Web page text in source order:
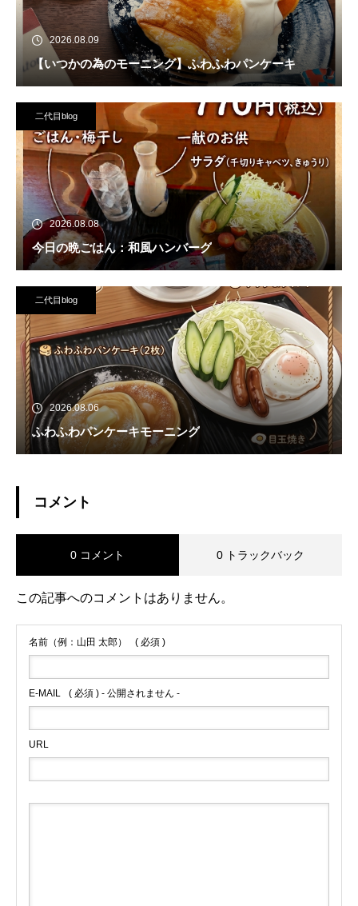
2026.08.09
【いつかの為のモーニング】ふわふわパンケーキ
二代目blog
2026.08.08
今日の晩ごはん：和風ハンバーグ
二代目blog
2026.08.06
ふわふわパンケーキモーニング
コメント
0 コメント 0 トラックバック
この記事へのコメントはありません。
名前（例：山田 太郎） ( 必須 )
E-MAIL ( 必須 ) - 公開されません -
URL